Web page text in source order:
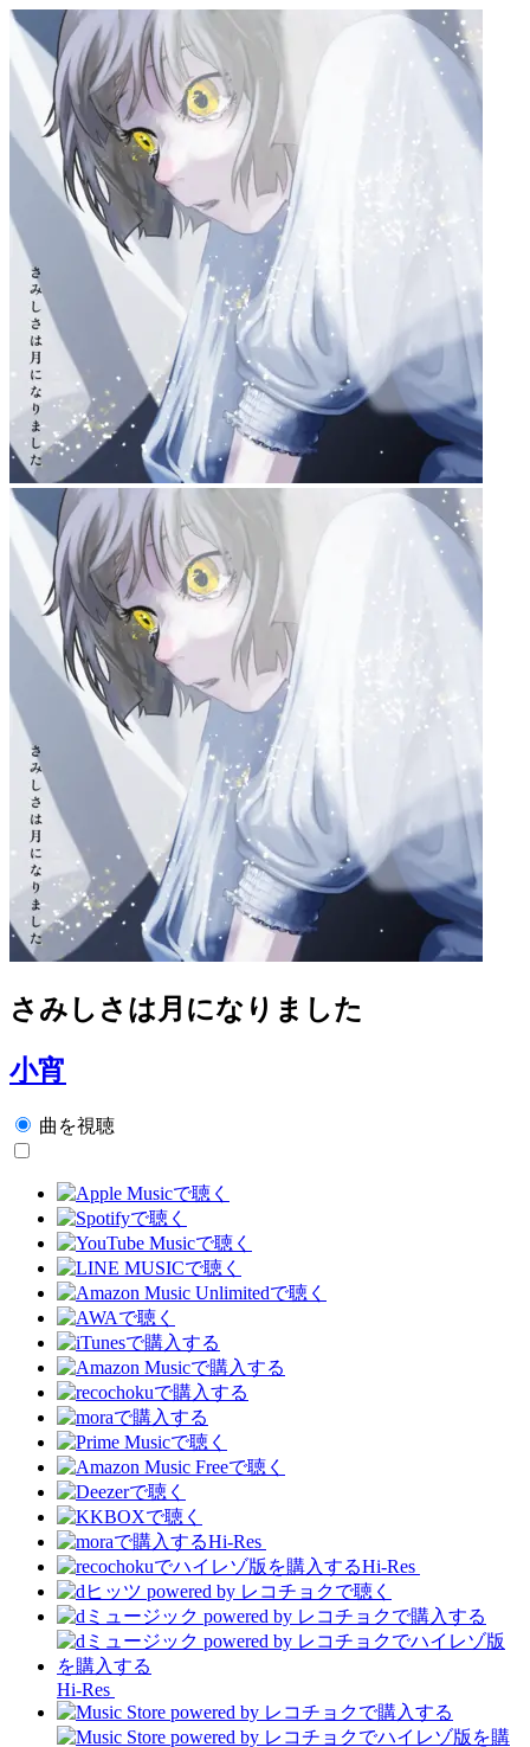
さみしさは月になりました
小宵
曲を視聴
Hi-Res
Hi-Res
Hi-Res